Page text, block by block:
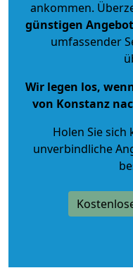
ankommen.
günstigen
umfassender
Wir legen los,
von Konstanz
Holen Sie
unverbindliche